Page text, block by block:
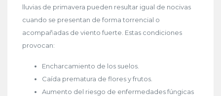
lluvias de primavera pueden resultar igual de nocivas
cuando se presentan de forma torrencial o
acompañadas de viento fuerte. Estas condiciones
provocan:
Encharcamiento de los suelos.
Caída prematura de flores y frutos.
Aumento del riesgo de enfermedades fúngicas